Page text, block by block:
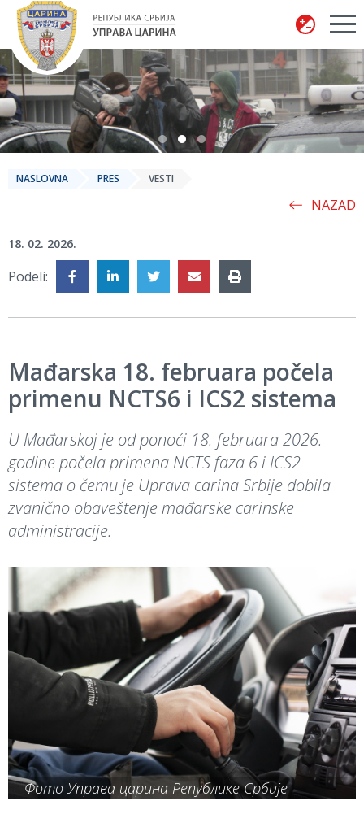
Uprava carina
NASLOVNA PRES VESTI
NAZAD
18. 02. 2026.
Podeli:
Mađarska 18. februara počela
primenu NCTS6 i ICS2 sistema
U Mađarskoj je od ponoći 18. februara 2026.
godine počela primena NCTS faza 6 i ICS2
sistema o čemu je Uprava carina Srbije dobila
zvanično obaveštenje mađarske carinske
administracije.
Фото Управа царина Републике Србије